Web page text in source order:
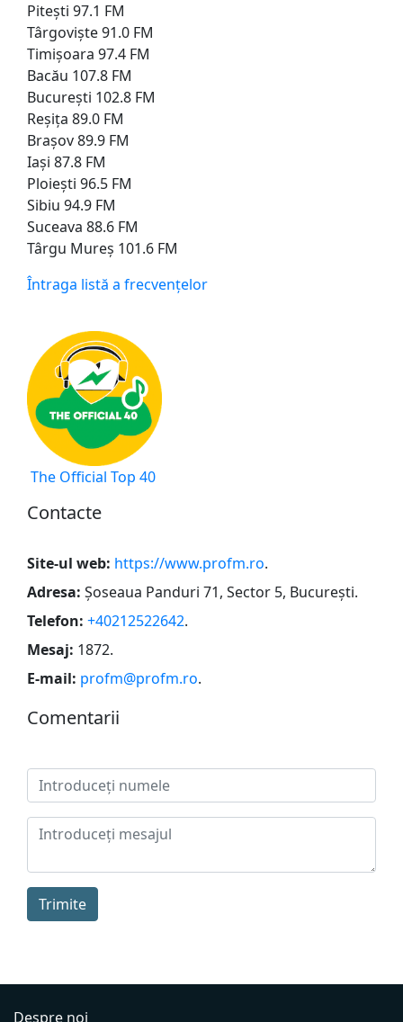
Pitești 97.1 FM
Târgoviște 91.0 FM
Timișoara 97.4 FM
Bacău 107.8 FM
București 102.8 FM
Reșița 89.0 FM
Brașov 89.9 FM
Iași 87.8 FM
Ploiești 96.5 FM
Sibiu 94.9 FM
Suceava 88.6 FM
Târgu Mureș 101.6 FM
Întraga listă a frecvențelor
The Official Top 40
Сontacte
Site-ul web: https://www.profm.ro.
Adresa: Șoseaua Panduri 71, Sector 5, București.
Telefon: +40212522642.
Mesaj: 1872.
E-mail: profm@profm.ro.
Сomentarii
Trimite
Despre noi